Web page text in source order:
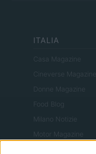
ITALIA
Casa Magazine
Cineverse Magazine
Donne Magazine
Food Blog
Milano Notizie
Motor Magazine